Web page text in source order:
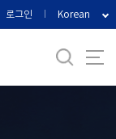
로그인 Korean